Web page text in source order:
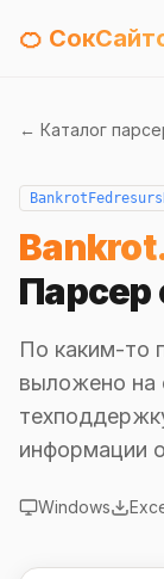
🍊
← Каталог
Парсер
По каким-то
выложено на
информации
Windows